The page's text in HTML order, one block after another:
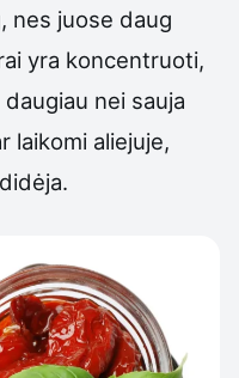
nes juose daug
yra koncentruoti,
nei sauja
laikomi aliejuje,